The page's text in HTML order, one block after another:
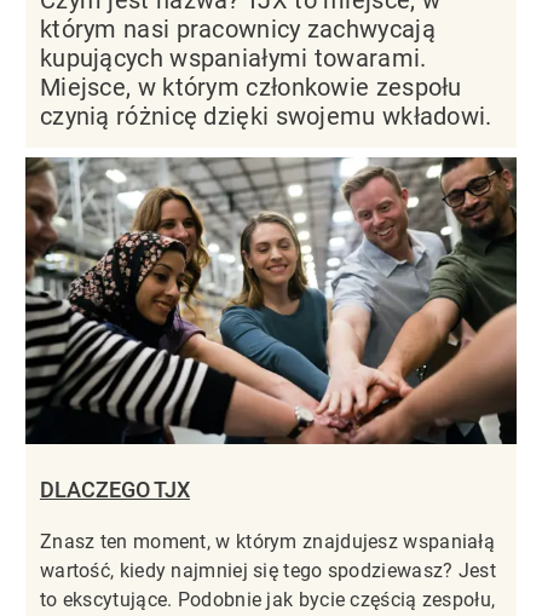
którym nasi pracownicy zachwycają
kupujących wspaniałymi towarami.
Miejsce, w którym członkowie zespołu
czynią różnicę dzięki swojemu wkładowi.
DLACZEGO TJX
Znasz ten moment, w którym znajdujesz wspaniałą
wartość, kiedy najmniej się tego spodziewasz? Jest
to ekscytujące. Podobnie jak bycie częścią zespołu,